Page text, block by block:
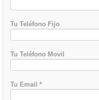
Tu Teléfono Fijo
Tu Teléfono Movil
Tu Email *